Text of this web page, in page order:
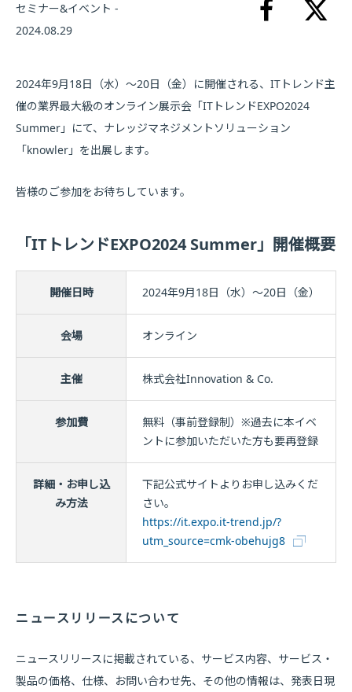
セミナー&イベント -
2024.08.29
2024年9月18日（水）～20日（金）に開催される、ITトレンド主
催の業界最大級のオンライン展示会「ITトレンドEXPO2024
Summer」にて、ナレッジマネジメントソリューション
「knowler」を出展します。
皆様のご参加をお待ちしています。
「ITトレンドEXPO2024 Summer」開催概要
開催日時 2024年9月18日（水）～20日（金）
会場 オンライン
主催 株式会社Innovation & Co.
参加費
無料（事前登録制）※過去に本イベ
ントに参加いただいた方も要再登録
詳細・お申し込
み方法
下記公式サイトよりお申し込みくだ
さい。
https://it.expo.it-trend.jp/?
utm_source=cmk-obehujg8
ニュースリリースについて
ニュースリリースに掲載されている、サービス内容、サービス・
製品の価格、仕様、お問い合わせ先、その他の情報は、発表日現